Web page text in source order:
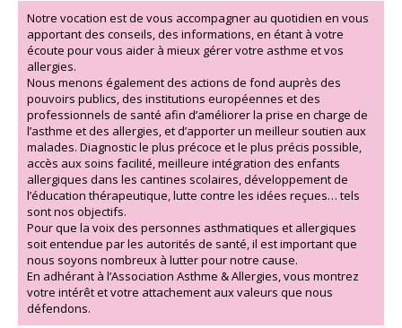
Notre vocation est de vous accompagner au quotidien en vous
apportant des conseils, des informations, en étant à votre
écoute pour vous aider à mieux gérer votre asthme et vos
allergies.
Nous menons également des actions de fond auprès des
pouvoirs publics, des institutions européennes et des
professionnels de santé afin d’améliorer la prise en charge de
l’asthme et des allergies, et d’apporter un meilleur soutien aux
malades. Diagnostic le plus précoce et le plus précis possible,
accès aux soins facilité, meilleure intégration des enfants
allergiques dans les cantines scolaires, développement de
l’éducation thérapeutique, lutte contre les idées reçues… tels
sont nos objectifs.
Pour que la voix des personnes asthmatiques et allergiques
soit entendue par les autorités de santé, il est important que
nous soyons nombreux à lutter pour notre cause.
En adhérant à l’Association Asthme & Allergies, vous montrez
votre intérêt et votre attachement aux valeurs que nous
défendons.